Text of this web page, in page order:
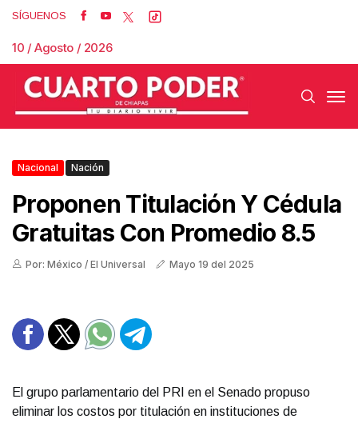
SÍGUENOS
10 / Agosto / 2026
Nacional Nación
Proponen Titulación Y Cédula
Gratuitas Con Promedio 8.5
Por: México / El Universal Mayo 19 del 2025
El grupo parlamentario del PRI en el Senado propuso
eliminar los costos por titulación en instituciones de